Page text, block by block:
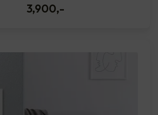
3,900,-